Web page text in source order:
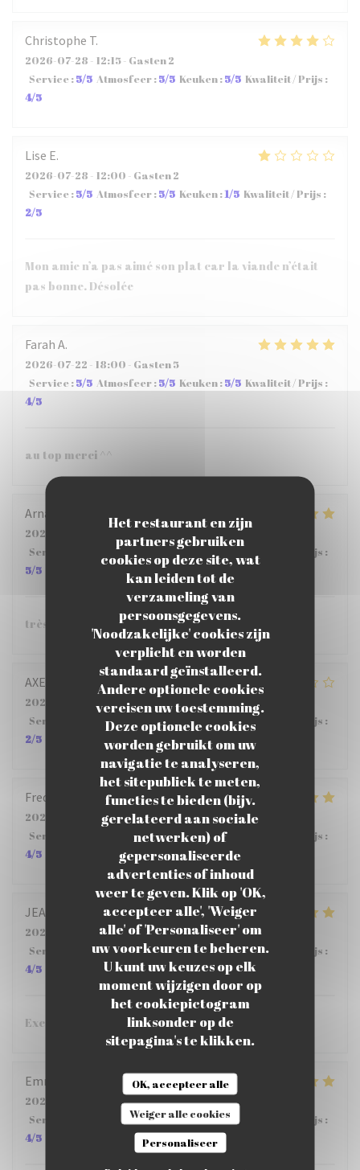
Het restaurant en zijn
partners gebruiken
cookies op deze site, wat
kan leiden tot de
verzameling van
persoonsgegevens.
'Noodzakelijke' cookies zijn
verplicht en worden
standaard geïnstalleerd.
Andere optionele cookies
vereisen uw toestemming.
Deze optionele cookies
worden gebruikt om uw
navigatie te analyseren,
het sitepubliek te meten,
functies te bieden (bijv.
gerelateerd aan sociale
netwerken) of
gepersonaliseerde
advertenties of inhoud
weer te geven. Klik op 'OK,
accepteer alle', 'Weiger
alle' of 'Personaliseer' om
uw voorkeuren te beheren.
U kunt uw keuzes op elk
moment wijzigen door op
het cookiepictogram
linksonder op de
sitepagina's te klikken.
OK, accepteer alle
Weiger alle cookies
Personaliseer
Christophe T
2026-07-28 - 12:15 - Gasten 2
Service :5/5 Atmosfeer:5/5 Keuken:5/5 Kwaliteit / Prijs :
4/5
Lise E
2026-07-28 - 12:00 - Gasten 2
Service :5/5 Atmosfeer:5/5 Keuken:1/5 Kwaliteit / Prijs :
2/5
Mon amie n’a pas aimé son plat car la viande n’était
pas bonne. Désolée
Farah A
2026-07-22 - 18:00 - Gasten 5
Service :5/5 Atmosfeer:5/5 Keuken:5/5 Kwaliteit / Prijs :
4/5
au top merci ^^
Arnaud
2026-07-29
Service
Atmosfeer Keuken Kwaliteit / Prijs :
5/5
très bien.
AXELLE
2026-07-22
- 12:15 - Gasten 4
Service
Atmosfeer 3/5 Keuken 4/5 Kwaliteit / Prijs :
2/5
Frederic
2026-07-23
- 12:00 - Gasten 5
Service
Atmosfeer:5/5 Keuken:4 Kwaliteit / Prijs :
4/5
JEAN PHILIPPE S
2026-07-23
- 12:15 - Gasten 6
Service
/5 Atmosfeer:5/5 Keuken:5/5 Kwaliteit / Prijs :
4/5
Excellent restaurant !!!
Emmanuel
2026-07-24
- 12:15 - Gasten 3
Service
Atmosfeer:5/5 Keuken:5 /5 Kwaliteit / Prijs :
4/5